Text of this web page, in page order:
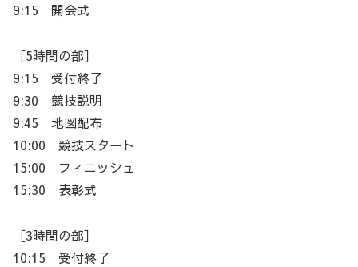
9:15 開会式
［5時間の部］
9:15 受付終了
9:30 競技説明
9:45 地図配布
10:00 競技スタート
15:00 フィニッシュ
15:30 表彰式
［3時間の部］
10:15 受付終了